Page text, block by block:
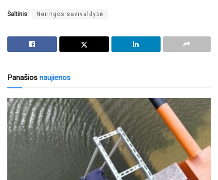
Šaltinis: Neringos savivaldybė
Panašios naujienos